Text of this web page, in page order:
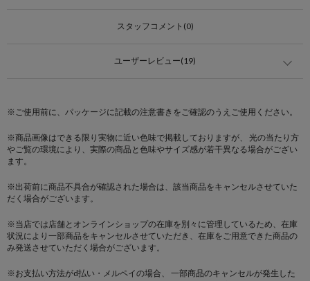
スタッフコメント(0)
ユーザーレビュー(19)
※ご使用前に、パッケージに記載の注意書きをご確認のうえご使用ください。
※商品画像はできる限り実物に近い色味で掲載しておりますが、 光の当たり方
やご覧の環境により、実際の商品と色味やサイズ感が若干異なる場合がござい
ます。
※出荷前に商品不具合が確認された場合は、該当商品をキャンセルさせていた
だく場合がございます。
※当店では店舗とオンラインショップの在庫を別々に管理しているため、在庫
状況により一部商品をキャンセルさせていただき、在庫をご用意できた商品の
み発送させていただく場合がございます。
※お支払い方法がd払い・メルペイの場合、 一部商品のキャンセルが発生した